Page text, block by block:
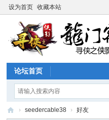
设为首页 收藏本站
论坛首页
› seedercable38 › 好友